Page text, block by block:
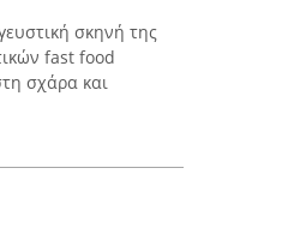
σκηνή της
fast food
σχάρα και